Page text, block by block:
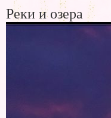
Реки и озера